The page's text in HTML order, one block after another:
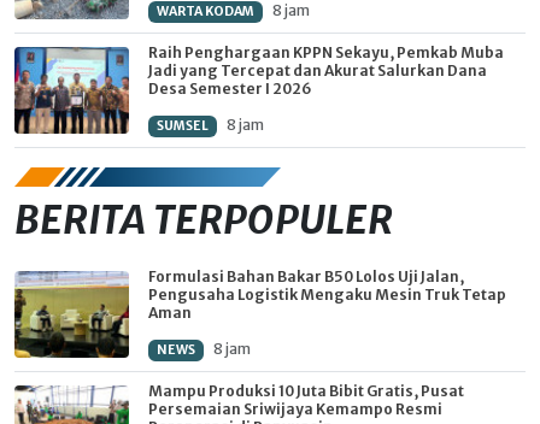
WARTA KODAM 8 jam
Raih Penghargaan KPPN Sekayu, Pemkab Muba
Jadi yang Tercepat dan Akurat Salurkan Dana
Desa Semester I 2026
SUMSEL 8 jam
BERITA TERPOPULER
Formulasi Bahan Bakar B50 Lolos Uji Jalan,
Pengusaha Logistik Mengaku Mesin Truk Tetap
Aman
NEWS 8 jam
Mampu Produksi 10 Juta Bibit Gratis, Pusat
Persemaian Sriwijaya Kemampo Resmi